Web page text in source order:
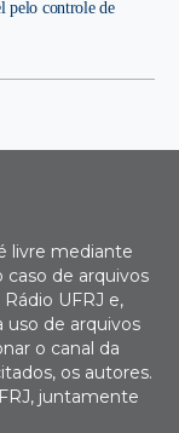
pelo controle de
livre mediante
caso de arquivos
UFRJ e,
uso de arquivos
o canal da
os autores.
juntamente